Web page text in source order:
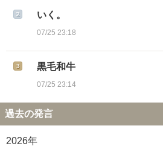
いく。
07/25 23:18
黒毛和牛
07/25 23:14
過去の発言
2026年